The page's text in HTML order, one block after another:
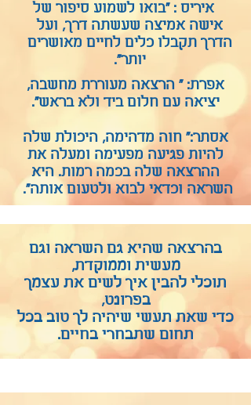
איריס : "בואו לשמוע סיפור של
אישה אמיצה שעשתה דרך, ועל
הדרך תקבלו כלים לחיים מאושרים
יותר".
אפרת: " הרצאה מעוררת מחשבה,
יציאה עם חלום ביד ולא בראש".
אסתר:" חוה מדהימה, היכולת שלה
להיות פגיעה מפעימה ומעלה את
ההרצאה שלה בכמה רמות. היא
השראה וכדאי לבוא ולטעום אותה".
בהרצאה שהיא גם השראה וגם
מעשית וממוקדת,
תוכלי להבין איך לשים את עצמך
בפרונט,
כדי שאת תעשי שיהיה לך טוב בכל
תחום שתבחרי בחיים.